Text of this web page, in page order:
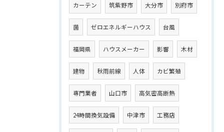
カーテン 筑紫野市 大分市 別府市
菌 ゼロエネルギーハウス 台風
福岡県 ハウスメーカー 影響 木材
建物 秋雨前線 人体 カビ繁殖
専門業者 山口市 高気密高断熱
24時間換気設備 中津市 工務店